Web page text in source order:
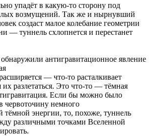
упадёт в какую-то сторону под
возмущений. Так же и нырнувший
создаст малое колебание геометрии
— туннель схлопнется и перестанет
антигравитационное явление
— что-то расталкивает
их разлетаться. Это что-то — тёмная
Если бы можно было
червоточину немного
тёмной энергии, то, похоже, туннель
различными точками Вселенной